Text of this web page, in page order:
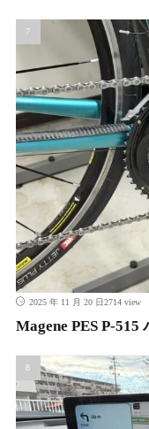
2025 年 11 月 20 日2714 view
Magene PES P-